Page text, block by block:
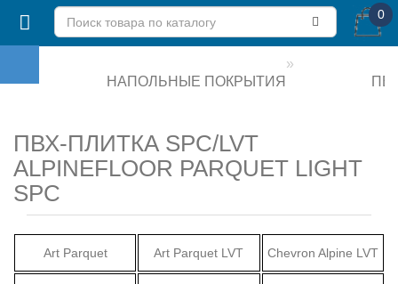
0
НАПОЛЬНЫЕ ПОКРЫТИЯ
ПВХ-ПЛИТКА SPC/LVT
ALPINEFLOOR PARQUET LIGHT
SPC
Art Parquet Art Parquet LVT Chevron Alpine LVT